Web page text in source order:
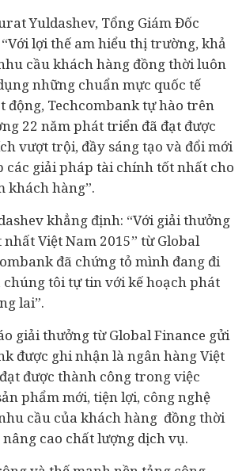
Yuldashev, Tổng Giám Đốc
lợi thế am hiểu thị trường, khả
cầu khách hàng đồng thời luôn
những chuẩn mực quốc tế
động, Techcombank tự hào trên
22 năm phát triển đã đạt được
vượt trội, đầy sáng tạo và đổi mới
các giải pháp tài chính tốt nhất cho
khách hàng”.
khẳng định: “Với giải thưởng
Việt Nam 2015” từ Global
đã chứng tỏ mình đang đi
chúng tôi tự tin với kế hoạch phát
lai”.
giải thưởng từ Global Finance gửi
được ghi nhận là ngân hàng Việt
được thành công trong việc
phẩm mới, tiện lợi, công nghệ
cầu của khách hàng đồng thời
cao chất lượng dịch vụ.